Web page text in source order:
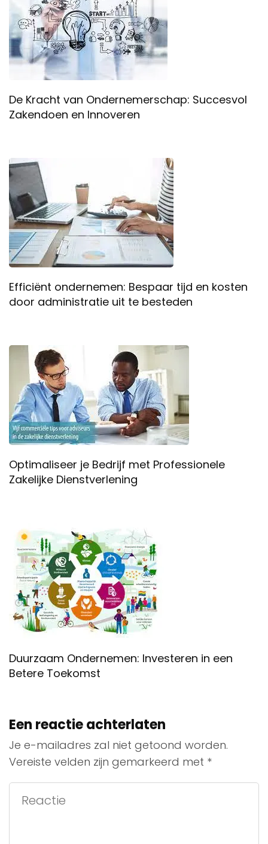
De Kracht van Ondernemerschap: Succesvol
Zakendoen en Innoveren
Efficiënt ondernemen: Bespaar tijd en kosten
door administratie uit te besteden
Optimaliseer je Bedrijf met Professionele
Zakelijke Dienstverlening
Duurzaam Ondernemen: Investeren in een
Betere Toekomst
Een reactie achterlaten
Je e-mailadres zal niet getoond worden.
Vereiste velden zijn gemarkeerd met *